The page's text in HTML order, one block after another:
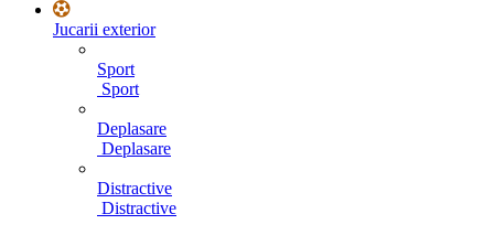
Jucarii exterior
Sport
Sport
Deplasare
Deplasare
Distractive
Distractive